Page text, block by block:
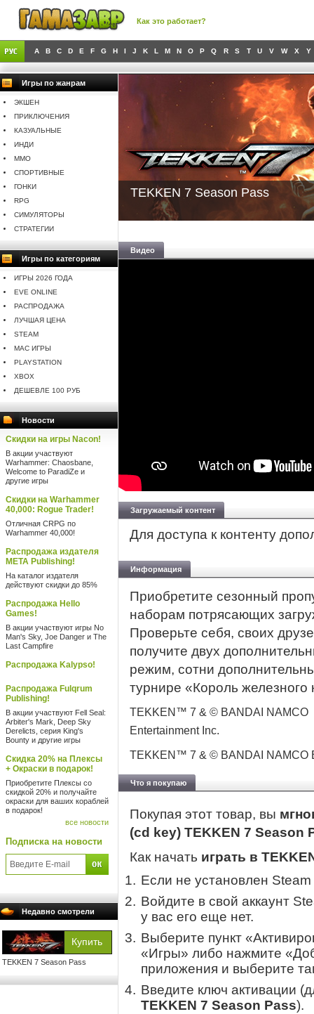
Как это работает?
A B C D E F G H I J K L M N O P Q R S T U V W X Y
Игры по жанрам
ЭКШЕН
ПРИКЛЮЧЕНИЯ
КАЗУАЛЬНЫЕ
ИНДИ
MMO
СПОРТИВНЫЕ
ГОНКИ
RPG
СИМУЛЯТОРЫ
СТРАТЕГИИ
Игры по категориям
ИГРЫ 2026 ГОДА
EVE ONLINE
РАСПРОДАЖА
ЛУЧШАЯ ЦЕНА
STEAM
MAC ИГРЫ
PLAYSTATION
XBOX
ДЕШЕВЛЕ 100 РУБ
Новости
Скидки на игры Nacon!
В акции участвуют
Warhammer: Chaosbane,
Welcome to ParadiZe и
другие игры
Скидки на Warhammer
40,000: Rogue Trader!
Отличная CRPG по
Warhammer 40,000!
Распродажа издателя
META Publishing!
На каталог издателя
действуют скидки до 85%
Распродажа Hello
Games!
В акции участвуют игры No
Man's Sky, Joe Danger и The
Last Campfire
Распродажа Kalypso!
Распродажа Fulqrum
Publishing!
В акции участвуют Fell Seal:
Arbiter's Mark, Deep Sky
Derelicts, серия King's
Bounty и другие игры
Скидка 20% на Плексы
+ Окраски в подарок!
Приобретите Плексы со
скидкой 20% и получайте
окраски для ваших кораблей
в подарок!
все новости
Подписка на новости
Недавно смотрели
TEKKEN 7 Season Pass
TEKKEN 7 Season Pass
Видео
Загружаемый контент
Для доступа к контенту
Информация
Приобретите сезонный
наборам потрясающих
Проверьте себя, своих
получите двух
режим, сотни
турнире «Король железного
TEKKEN™ 7 & © BANDAI NAMCO
Entertainment Inc.
TEKKEN™ 7 & © BANDAI NAMCO
Что я покупаю
Покупая этот товар, вы
(cd key) TEKKEN 7 Season
Как начать играть в
Если не установлен
Войдите в свой аккаунт
у вас его еще нет.
Выберите пункт
«Игры» либо нажмите
приложения и выберите
Введите ключ активации
TEKKEN 7 Season Pass).